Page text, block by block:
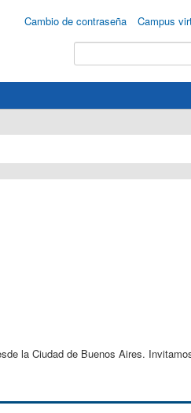
Cambio de contraseña Campus
la Ciudad de Buenos Aires.